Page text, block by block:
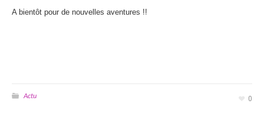
A bientôt pour de nouvelles aventures !!
0
Actu